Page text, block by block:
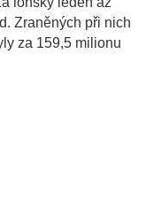
Zraněných při nich
za 159,5 milionu